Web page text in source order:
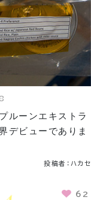
ルーンエキストラ
デビューでありま
投稿者：ハカセ
62